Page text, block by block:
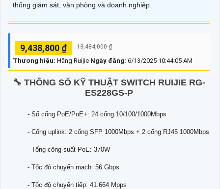
thống giám sát, văn phòng và doanh nghiệp.
9,438,800 ₫ 13,484,000 ₫
Thương hiệu: Hãng Ruijie Ngày đăng: 6/13/2025 10:44:05 AM
🔧 THÔNG SỐ KỸ THUẬT SWITCH RUIJIE RG-
ES228GS-P
- Số cổng PoE/PoE+: 24 cổng 10/100/1000Mbps
- Cổng uplink: 2 cổng SFP 1000Mbps + 2 cổng RJ45 1000Mbps
- Tổng công suất PoE: 370W
- Tốc độ chuyển mạch: 56 Gbps
- Tốc độ chuyển tiếp: 41.664 Mpps